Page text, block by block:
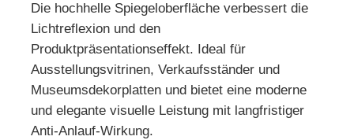
Die hochhelle Spiegeloberfläche verbessert die
Lichtreflexion und den
Produktpräsentationseffekt. Ideal für
Ausstellungsvitrinen, Verkaufsständer und
Museumsdekorplatten und bietet eine moderne
und elegante visuelle Leistung mit langfristiger
Anti-Anlauf-Wirkung.